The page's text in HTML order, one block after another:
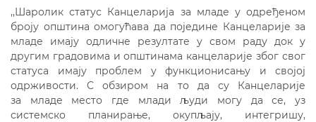
,,Шаролик статус Канцеларија за младе у одређеном
броју општина омогућава да поједине Канцеларије за
младе имају одличне резултате у свом раду док у
другим градовима и општинама канцеларије због свог
статуса имају проблем у функционисању и својој
одрживости. С обзиром на то да су Канцеларије
за младе место где млади људи могу да се, уз
системско планирање, окупљају, интегришу,